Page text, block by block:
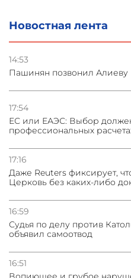
Новостная лента
14:53
Пашинян позвонил Алиеву
17:54
ЕС или ЕАЭС: Выбор
профессиональных
17:16
Даже Reuters фиксирует,
Церковь без каких-либо
16:59
Судья по делу против
объявил самоотвод
16:51